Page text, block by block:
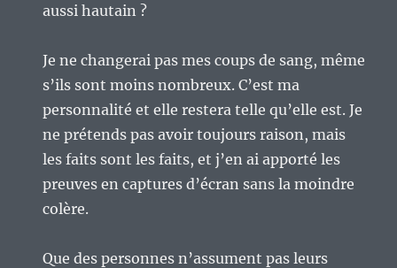
aussi hautain ?
Je ne changerai pas mes coups de sang, même
s’ils sont moins nombreux. C’est ma
personnalité et elle restera telle qu’elle est. Je
ne prétends pas avoir toujours raison, mais
les faits sont les faits, et j’en ai apporté les
preuves en captures d’écran sans la moindre
colère.
Que des personnes n’assument pas leurs